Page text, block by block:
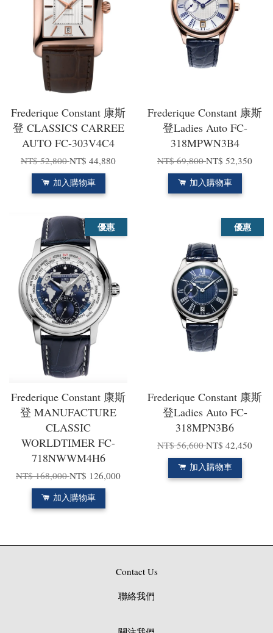
Frederique Constant 康斯
登 CLASSICS CARREE
AUTO FC-303V4C4
NT$ 52,800NT$ 44,880
加入購物車
Frederique Constant 康斯
登Ladies Auto FC-
318MPWN3B4
NT$ 69,800NT$ 52,350
加入購物車
優惠
Frederique Constant 康斯
登 MANUFACTURE
CLASSIC
WORLDTIMER FC-
718NWWM4H6
NT$ 168,000NT$ 126,000
加入購物車
優惠
Frederique Constant 康斯
登Ladies Auto FC-
318MPN3B6
NT$ 56,600NT$ 42,450
加入購物車
Contact Us
聯絡我們